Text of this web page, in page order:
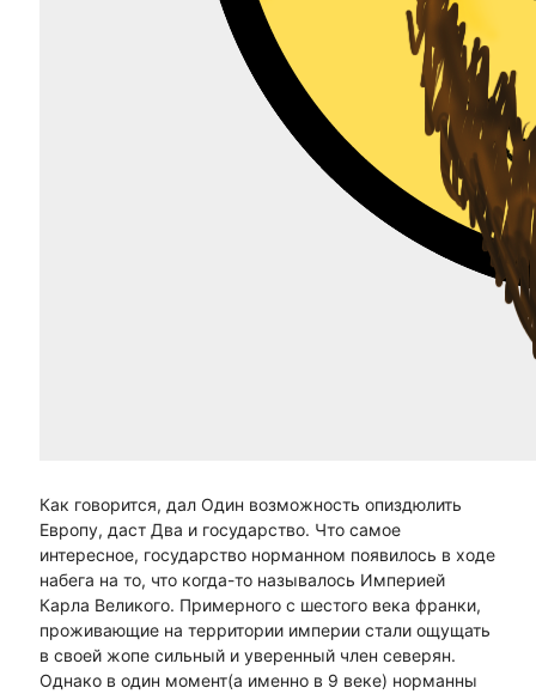
Как говорится, дал Один возможность опиздюлить
Европу, даст Два и государство. Что самое
интересное, государство норманном появилось в ходе
набега на то, что когда-то называлось Империей
Карла Великого. Примерного с шестого века франки,
проживающие на территории империи стали ощущать
в своей жопе сильный и уверенный член северян.
Однако в один момент(а именно в 9 веке) норманны